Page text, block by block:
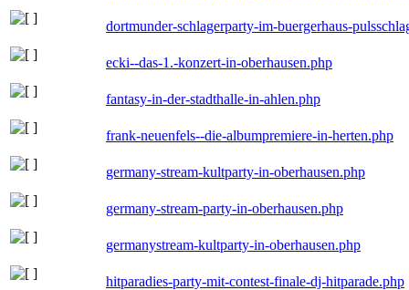
dortmunder-schlagerparty-im-buergerhaus-
ecki--das-1.-konzert-in-oberhausen.php
fantasy-in-der-stadthalle-in-ahlen.php
frank-neuenfels--die-albumpremiere-in-herten.php
germany-stream-kultparty-in-oberhausen.php
germany-stream-party-in-oberhausen.php
germanystream-kultparty-in-oberhausen.php
hitparadies-party-mit-contest-finale-dj-hitparade.php